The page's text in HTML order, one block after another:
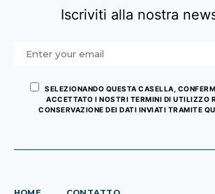
Iscriviti alla nostra
SELEZIONANDO QUESTA CASELLA,
ACCETTATO I NOSTRI TERMINI DI UTILIZZO
CONSERVAZIONE DEI DATI INVIATI TRAMITE